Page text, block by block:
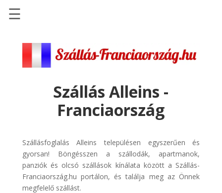
Szállások
Repülőjegy
pénzvisszatérítéssel
Discover
Cars
Transzfer
☰
Szállás Alleins -
Franciaország
Szállásfoglalás Alleins településen egyszerűen és
gyorsan! Böngésszen a szállodák, apartmanok,
panziók és olcsó szállások kínálata között a Szállás-
Franciaország.hu portálon, és találja meg az Önnek
megfelelő szállást.